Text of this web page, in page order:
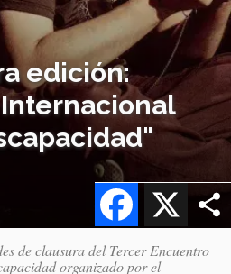
edición:
X
Facebook
de clausura del Tercer Encuentro
organizado por el